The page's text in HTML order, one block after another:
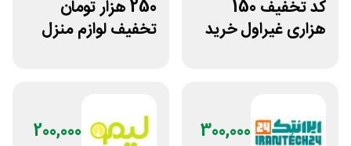
کد تخفیف 150
هزاری غیراول خرید
250 هزار تومان
تخفیف لوازم منزل
300,000
200,000